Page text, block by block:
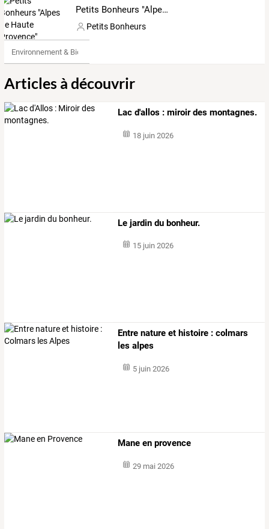
Petits Bonheurs "Alpes de Haute Provence"
Petits Bonheurs
Environnement & Bio
Articles à découvrir
Lac d'allos : miroir des montagnes.
18 juin 2026
Le jardin du bonheur.
15 juin 2026
Entre nature et histoire : colmars
les alpes
5 juin 2026
Mane en provence
29 mai 2026